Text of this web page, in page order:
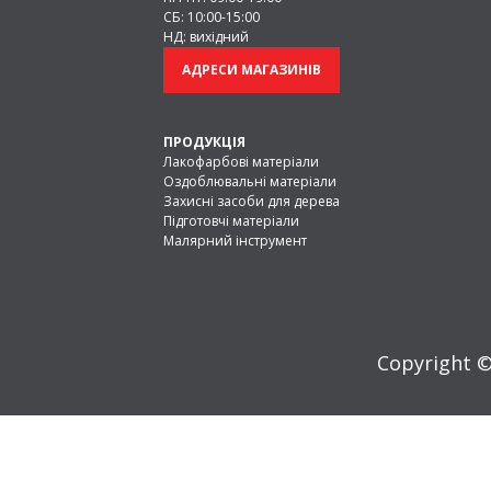
морозу та температурних
Час повного висихання зазвичай
Силіконові фарби
Це лише частина продукції,
на дві великі категорії —
Основні групи ЛФМ
Водорозчинні лакофарбові
фарби, антикорозійні емалі,
ПРОДУКЦІЯ
Лакофарбові матеріали
Оздоблювальні матеріали
Захисні засоби для дерева
Підготовчі матеріали
Малярний інструмент
СБ: 10:00-15:00
НД: вихідний
АДРЕСИ МАГАЗИНІВ
Copyright